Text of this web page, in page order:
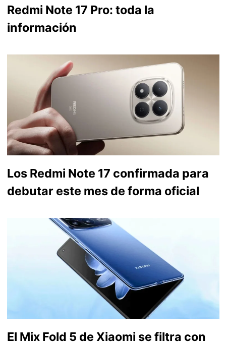
Redmi Note 17 Pro: toda la
información
Los Redmi Note 17 confirmada para
debutar este mes de forma oficial
El Mix Fold 5 de Xiaomi se filtra con